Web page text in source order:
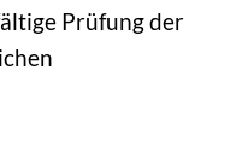
Prüfung der